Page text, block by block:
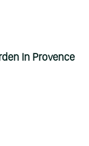
In Provence